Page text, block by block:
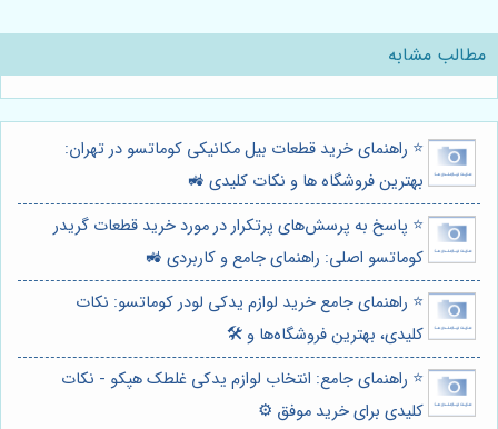
مطالب مشابه
⭐️ راهنمای خرید قطعات بیل مکانیکی کوماتسو در تهران:
بهترین فروشگاه ها و نکات کلیدی 🚜
⭐️ پاسخ به پرسش‌های پرتکرار در مورد خرید قطعات گریدر
کوماتسو اصلی: راهنمای جامع و کاربردی 🚜
⭐️ راهنمای جامع خرید لوازم یدکی لودر کوماتسو: نکات
کلیدی، بهترین فروشگاه‌ها و 🛠️
⭐️ راهنمای جامع: انتخاب لوازم یدکی غلطک هپکو - نکات
کلیدی برای خرید موفق ⚙️